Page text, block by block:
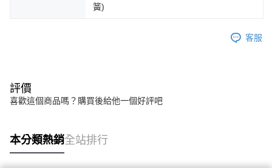
簧)
客服
評價
喜歡這個商品嗎？購買後給他一個好評吧
本分類熱銷全站排行